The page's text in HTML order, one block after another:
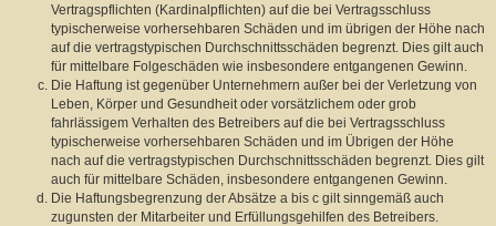
Vertragspflichten (Kardinalpflichten) auf die bei Vertragsschluss
typischerweise vorhersehbaren Schäden und im übrigen der Höhe nach
auf die vertragstypischen Durchschnittsschäden begrenzt. Dies gilt auch
für mittelbare Folgeschäden wie insbesondere entgangenen Gewinn.
Die Haftung ist gegenüber Unternehmern außer bei der Verletzung von
Leben, Körper und Gesundheit oder vorsätzlichem oder grob
fahrlässigem Verhalten des Betreibers auf die bei Vertragsschluss
typischerweise vorhersehbaren Schäden und im Übrigen der Höhe
nach auf die vertragstypischen Durchschnittsschäden begrenzt. Dies gilt
auch für mittelbare Schäden, insbesondere entgangenen Gewinn.
Die Haftungsbegrenzung der Absätze a bis c gilt sinngemäß auch
zugunsten der Mitarbeiter und Erfüllungsgehilfen des Betreibers.